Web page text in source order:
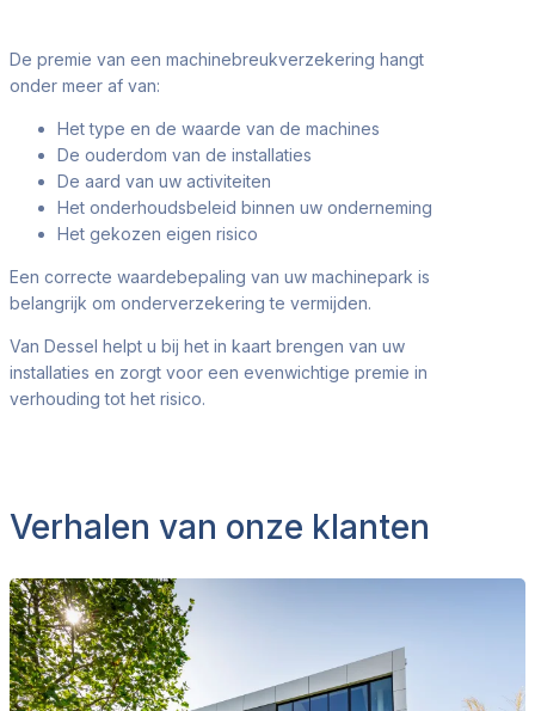
De premie van een machinebreukverzekering hangt
onder meer af van:
Het type en de waarde van de machines
De ouderdom van de installaties
De aard van uw activiteiten
Het onderhoudsbeleid binnen uw onderneming
Het gekozen eigen risico
Een correcte waardebepaling van uw machinepark is
belangrijk om onderverzekering te vermijden.
Van Dessel helpt u bij het in kaart brengen van uw
installaties en zorgt voor een evenwichtige premie in
verhouding tot het risico.
Verhalen van onze klanten